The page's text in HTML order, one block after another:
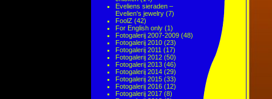
Eveliens sieraden –
Evelien's jewelry (7)
FoolZ (42)
For English only (1)
Fotogalerij 2007-2009 (48)
Fotogalerij 2010 (23)
Fotogalerij 2011 (17)
Fotogalerij 2012 (50)
Fotogalerij 2013 (46)
Fotogalerij 2014 (29)
Fotogalerij 2015 (33)
Fotogalerij 2016 (12)
Fotogalerij 2017 (8)